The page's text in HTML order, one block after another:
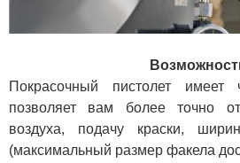
Покрасочный пистолет имеет
позволяет вам более точно
воздуха, подачу краски,
(максимальный размер факела